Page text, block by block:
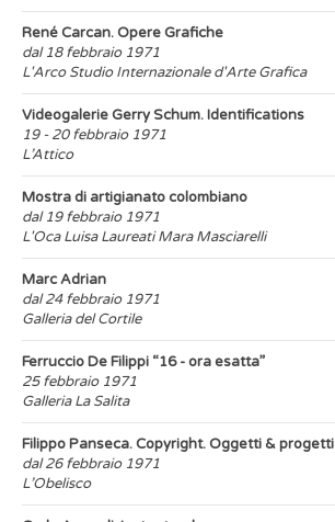
René Carcan. Opere Grafiche
dal 18 febbraio 1971
L'Arco Studio Internazionale d'Arte Grafica
Videogalerie Gerry Schum. Identifications
19 - 20 febbraio 1971
L’Attico
Mostra di artigianato colombiano
dal 19 febbraio 1971
L'Oca Luisa Laureati Mara Masciarelli
Marc Adrian
dal 24 febbraio 1971
Galleria del Cortile
Ferruccio De Filippi “16 - ora esatta”
25 febbraio 1971
Galleria La Salita
Filippo Panseca. Copyright. Oggetti & progetti
dal 26 febbraio 1971
L’Obelisco